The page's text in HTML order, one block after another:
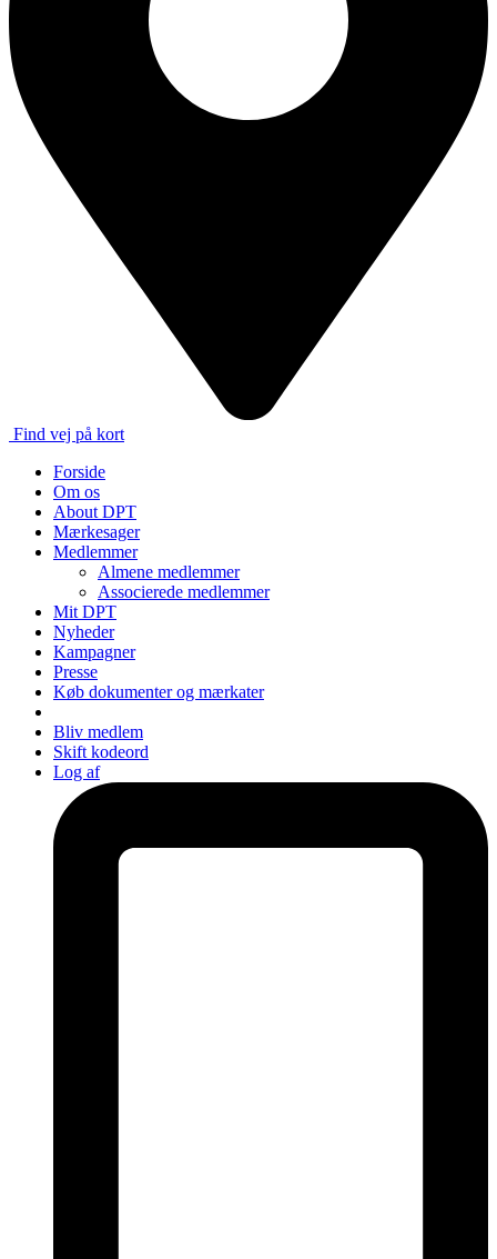
Find vej på kort
Forside
Om os
About DPT
Mærkesager
Medlemmer
Almene medlemmer
Associerede medlemmer
Mit DPT
Nyheder
Kampagner
Presse
Køb dokumenter og mærkater
Bliv medlem
Skift kodeord
Log af